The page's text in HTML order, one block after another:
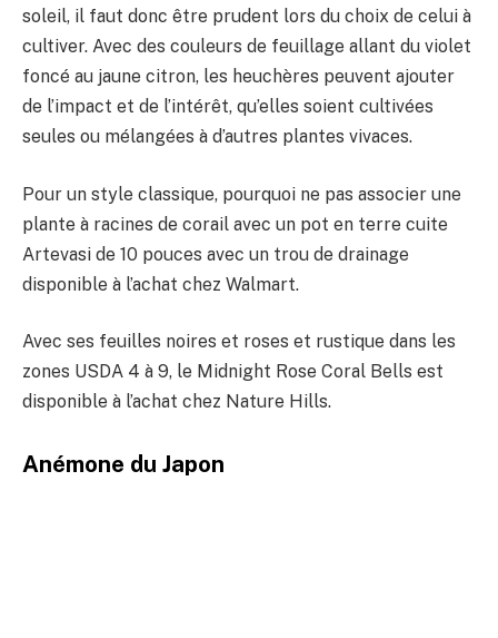
soleil, il faut donc être prudent lors du choix de celui à
cultiver. Avec des couleurs de feuillage allant du violet
foncé au jaune citron, les heuchères peuvent ajouter
de l’impact et de l’intérêt, qu’elles soient cultivées
seules ou mélangées à d’autres plantes vivaces.
Pour un style classique, pourquoi ne pas associer une
plante à racines de corail avec un pot en terre cuite
Artevasi de 10 pouces avec un trou de drainage
disponible à l’achat chez Walmart.
Avec ses feuilles noires et roses et rustique dans les
zones USDA 4 à 9, le Midnight Rose Coral Bells est
disponible à l’achat chez Nature Hills.
Anémone du Japon